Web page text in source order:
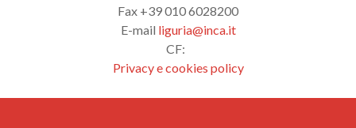
Fax +39 010 6028200
E-mail liguria@inca.it
CF:
Privacy e cookies policy